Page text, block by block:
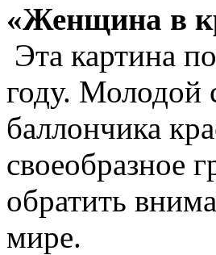
«Женщина в
Эта картина
году. Молодой
баллончика
своеобразное
обратить
мире.